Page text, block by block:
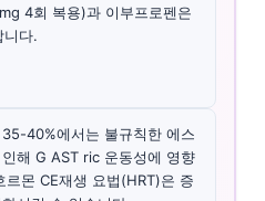
4회 복용)과 이부프로펜은
니다.
40%에서는 불규칙한 에스
해 G AST ric 운동성에 영향
르몬 CE재생 요법(HRT)은 증